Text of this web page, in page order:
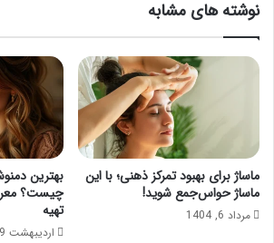
نوشته های مشابه
ماساژ برای بهبود تمرکز ذهنی؛ با این
ماساژ حواس‌جمع شوید!
مرداد 6, 1404
بهترین
تهیه
اردیبهشت 29, 1404